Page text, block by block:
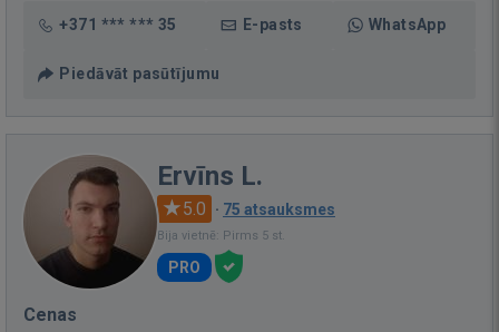
+371 *** *** 35 E-pasts WhatsApp
Piedāvāt pasūtījumu
Ervīns L.
5.0 · 75 atsauksmes
Bija vietnē: Pirms 5 st.
PRO
Cenas